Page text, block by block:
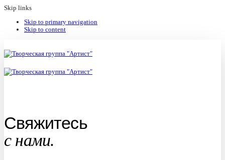
Skip links
Skip to primary navigation
Skip to content
Свяжитесь
с нами.